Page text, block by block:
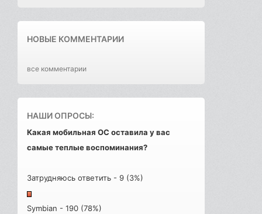
НОВЫЕ КОММЕНТАРИИ
все комментарии
НАШИ ОПРОСЫ:
Какая мобильная ОС оставила у вас
самые теплые воспоминания?
Затрудняюсь ответить - 9 (3%)
Symbian - 190 (78%)